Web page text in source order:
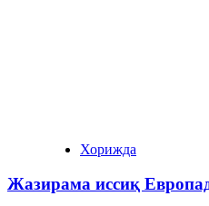
Хорижда
Жазирама иссиқ